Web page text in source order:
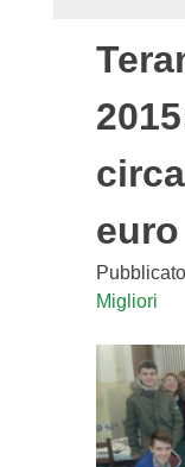
euro
Pubblicato
Migliori